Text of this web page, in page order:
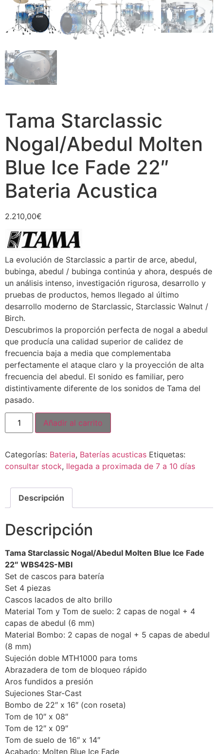
Tama Starclassic
Nogal/Abedul Molten
Blue Ice Fade 22″
Bateria Acustica
2.210,00€
La evolución de Starclassic a partir de arce, abedul,
bubinga, abedul / bubinga continúa y ahora, después de
un análisis intenso, investigación rigurosa, desarrollo y
pruebas de productos, hemos llegado al último
desarrollo moderno de Starclassic, Starclassic Walnut /
Birch.
Descubrimos la proporción perfecta de nogal a abedul
que producía una calidad superior de calidez de
frecuencia baja a media que complementaba
perfectamente el ataque claro y la proyección de alta
frecuencia del abedul. El sonido es familiar, pero
distintivamente diferente de los sonidos de Tama del
pasado.
Añadir al carrito
Categorías: Bateria, Baterías acusticas Etiquetas:
consultar stock, llegada a proximada de 7 a 10 días
Descripción
Descripción
Tama Starclassic Nogal/Abedul Molten Blue Ice Fade
22″ WBS42S-MBI
Set de cascos para batería
Set 4 piezas
Cascos lacados de alto brillo
Material Tom y Tom de suelo: 2 capas de nogal + 4
capas de abedul (6 mm)
Material Bombo: 2 capas de nogal + 5 capas de abedul
(8 mm)
Sujeción doble MTH1000 para toms
Abrazadera de tom de bloqueo rápido
Aros fundidos a presión
Sujeciones Star-Cast
Bombo de 22″ x 16″ (con roseta)
Tom de 10″ x 08″
Tom de 12″ x 09″
Tom de suelo de 16″ x 14″
Acabado: Molten Blue Ice Fade